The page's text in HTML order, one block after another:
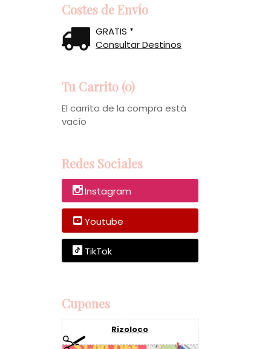
Costes de Envío
GRATIS *
Consultar Destinos
Tu Carrito (0)
El carrito de la compra está
vacío
Redes Sociales
Instagram
Youtube
TikTok
Cupones
Rizoloco